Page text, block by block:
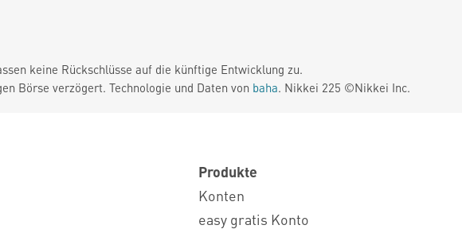
keine Rückschlüsse auf die künftige Entwicklung zu.
Börse verzögert. Technologie und Daten von baha. Nikkei 225 ©Nikkei Inc.
Produkte
Konten
easy gratis Konto